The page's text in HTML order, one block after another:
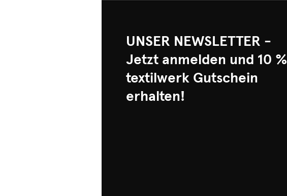
UNSER NEWSLETTER -
Jetzt anmelden und 10 %
textilwerk Gutschein
erhalten!